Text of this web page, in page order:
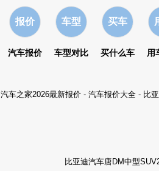
报价
汽车报价
车型
车型对比
买车
买什么车 用
汽车之家2026最新报价- 汽车报价大全- 比
比亚迪汽车唐DM中型